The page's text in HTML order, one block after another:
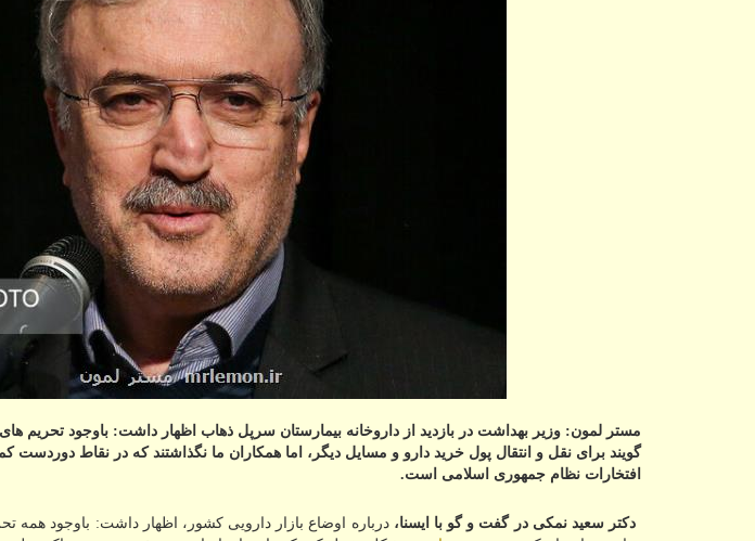
مستر لمون: وزیر بهداشت در بازدید از داروخانه بیمارستان سرپل ذهاب اظهار داشت: باوجود تحریم
گویند برای نقل و انتقال پول خرید دارو و مسایل دیگر، اما همكاران ما نگذاشتند كه در نقاط دوردست
افتخارات نظام جمهوری اسلامی است.
دكتر سعید نمكی در گفت و گو با ایسنا،درباره اوضاع بازار دارویی كشور، اظهار داشت: باوجود همه